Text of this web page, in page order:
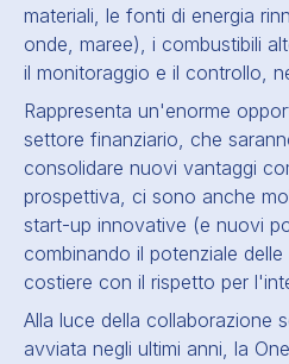
materiali, le fonti di energia
onde, maree), i combustibili
il monitoraggio e il controllo,
Rappresenta un'enorme
settore finanziario, che
consolidare nuovi vantaggi
prospettiva, ci sono anche
start-up innovative (e nuovi
combinando il potenziale
costiere con il rispetto per
Alla luce della collaborazione
avviata negli ultimi anni, la